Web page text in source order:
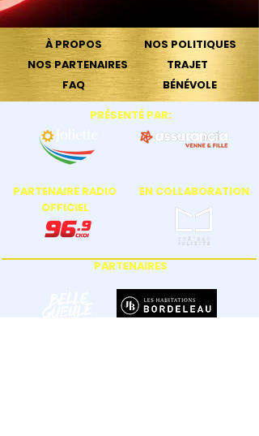
À PROPOS
NOS PARTENAIRES
NOS POLITIQUES
TRAJET
FAQ
BÉNÉVOLE
PRÉSENTÉ PAR:
PARTENAIRE RADIO
OFFICIEL
EN COLLABORATION
PARTENAIRES